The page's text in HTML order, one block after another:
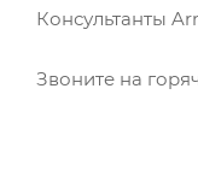
Консультанты
Звоните на